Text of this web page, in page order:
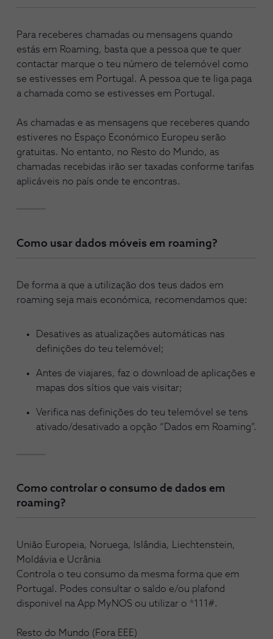
Para receberes chamadas ou mensagens quando
estás em Roaming, basta que a pessoa que te quer
contactar marque o teu número de telemóvel como
se estivesses em Portugal. A pessoa que te liga paga
a chamada como se estivesses em Portugal.
As chamadas e as mensagens que receberes quando
estiveres no Espaço Económico Europeu serão
gratuitas. No entanto, no Resto do Mundo, as
chamadas recebidas irão ser taxadas conforme tarifas
aplicáveis no país onde te encontras.
Como usar dados móveis em roaming?
De forma a que a utilização dos teus dados em
roaming seja mais económica, recomendamos que:
Desatives as atualizações automáticas nas
definições do teu telemóvel;
Antes de viajares, faz o download de aplicações e
mapas dos sítios que vais visitar;
Verifica nas definições do teu telemóvel se tens
ativado/desativado a opção “Dados em Roaming”.
Como controlar o consumo de dados em
roaming?
União Europeia, Noruega, Islândia, Liechtenstein,
Moldávia e Ucrânia
Controla o teu consumo da mesma forma que em
Portugal. Podes consultar o saldo e/ou plafond
disponivel na App MyNOS ou utilizar o *111#.
Resto do Mundo (Fora EEE)